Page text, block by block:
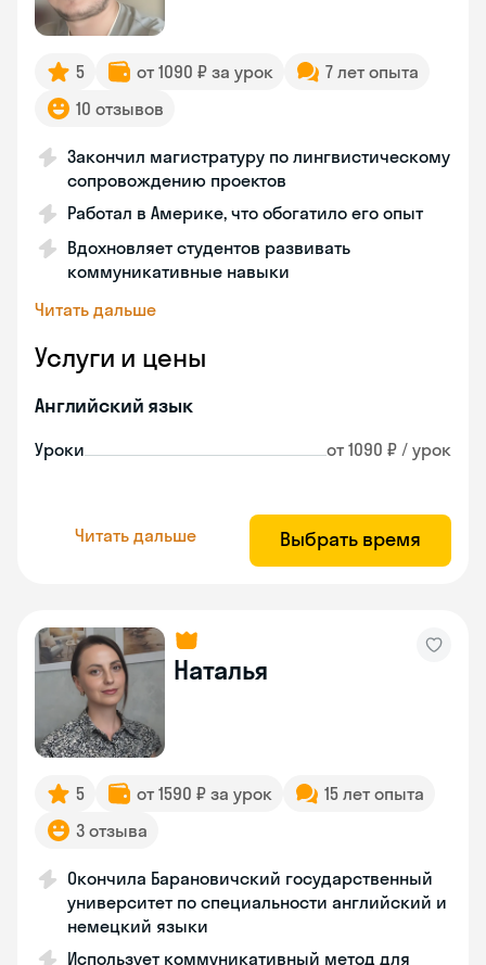
5 от 1090 ₽ за урок
7 лет опыта
10 отзывов
Закончил магистратуру по лингвистическому
сопровождению проектов
Работал в Америке, что обогатило его опыт
Вдохновляет студентов развивать
коммуникативные навыки
Читать дальше
Услуги и цены
Английский язык
Уроки от 1090 ₽ / урок
Читать дальше Выбрать время
Наталья
5 от 1590 ₽ за урок
15 лет опыта
3 отзыва
Окончила Барановичский государственный
университет по специальности английский и
немецкий языки
Использует коммуникативный метод для